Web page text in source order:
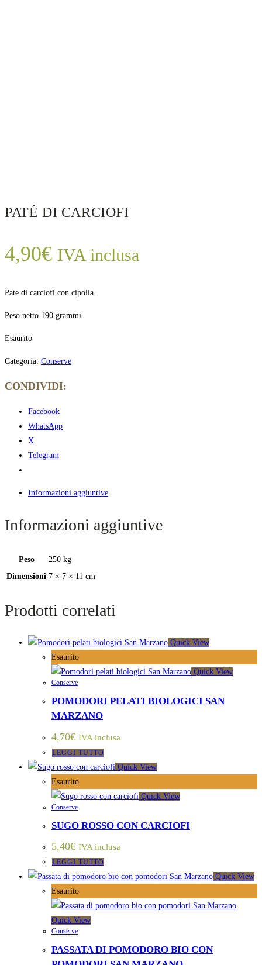
PATÉ DI CARCIOFI
4,90€ IVA inclusa
Pate di carciofi con cipolla.
Peso netto 190 grammi.
Esaurito
Categoria: Conserve
CONDIVIDI:
Facebook
WhatsApp
X
Telegram
Informazioni aggiuntive
Informazioni aggiuntive
Peso
250 kg
Dimensioni 7 × 7 × 11 cm
Prodotti correlati
Quick View
Esaurito
Quick View
Conserve
POMODORI PELATI BIOLOGICI SAN
MARZANO
4,70€ IVA inclusa
LEGGI TUTTO
Quick View
Esaurito
Quick View
Conserve
SUGO ROSSO CON CARCIOFI
5,40€ IVA inclusa
LEGGI TUTTO
Quick View
Esaurito
Quick View
Conserve
PASSATA DI POMODORO BIO CON